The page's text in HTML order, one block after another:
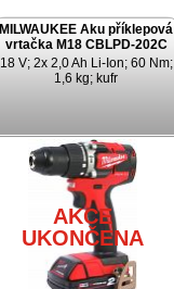
MILWAUKEE Aku příklepová
vrtačka M18 CBLPD-202C
18 V; 2x 2,0 Ah Li-Ion; 60 Nm;
1,6 kg; kufr
AKCE
UKONČENA